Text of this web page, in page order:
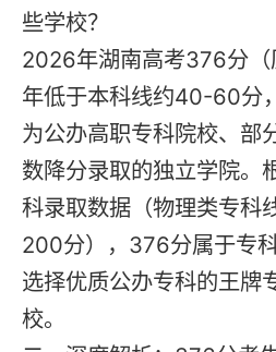
些学校？
2026年湖南高考376分（
年低于本科线约40-60分
为公办高职专科院校、部
数降分录取的独立学院。
科录取数据（物理类专科
200分），376分属于专
选择优质公办专科的王牌
校。